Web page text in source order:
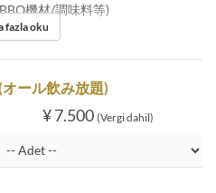
機材/調味料等)
fazla oku
ール飲み放題)
¥ 7.500 (Vergi dahil)